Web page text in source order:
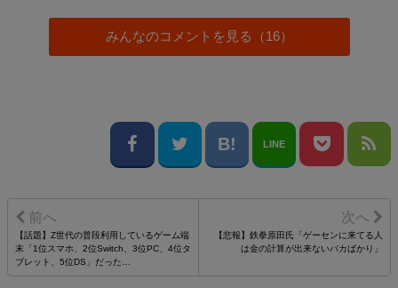
みんなのコメントを見る（16）
LINE
【話題】Z世代の普段利用しているゲーム端
末「1位スマホ、2位Switch、3位PC、4位タ
ブレット、5位DS」だった…
【悲報】鉄拳原田氏「ゲーセンに来てる人
は金の計算が出来ないバカばかり」